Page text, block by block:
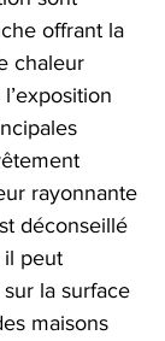
offrant la
chaleur
rayonnante
déconseillé
il peut
la surface
maisons